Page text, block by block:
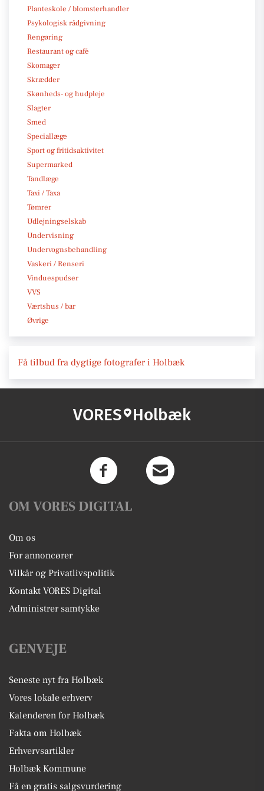
Planteskole / blomsterhandler
Psykologisk rådgivning
Rengøring
Restaurant og café
Skomager
Skrædder
Skønheds- og hudpleje
Slagter
Smed
Speciallæge
Sport og fritidsaktivitet
Supermarked
Tandlæge
Taxi / Taxa
Tømrer
Udlejningselskab
Undervisning
Undervognsbehandling
Vaskeri / Renseri
Vinduespudser
VVS
Værtshus / bar
Øvrige
Få tilbud fra dygtige fotografer i Holbæk
VORES Holbæk
OM VORES DIGITAL
Om os
For annoncører
Vilkår og Privatlivspolitik
Kontakt VORES Digital
Administrer samtykke
GENVEJE
Seneste nyt fra Holbæk
Vores lokale erhverv
Kalenderen for Holbæk
Fakta om Holbæk
Erhvervsartikler
Holbæk Kommune
Få en gratis salgsvurdering